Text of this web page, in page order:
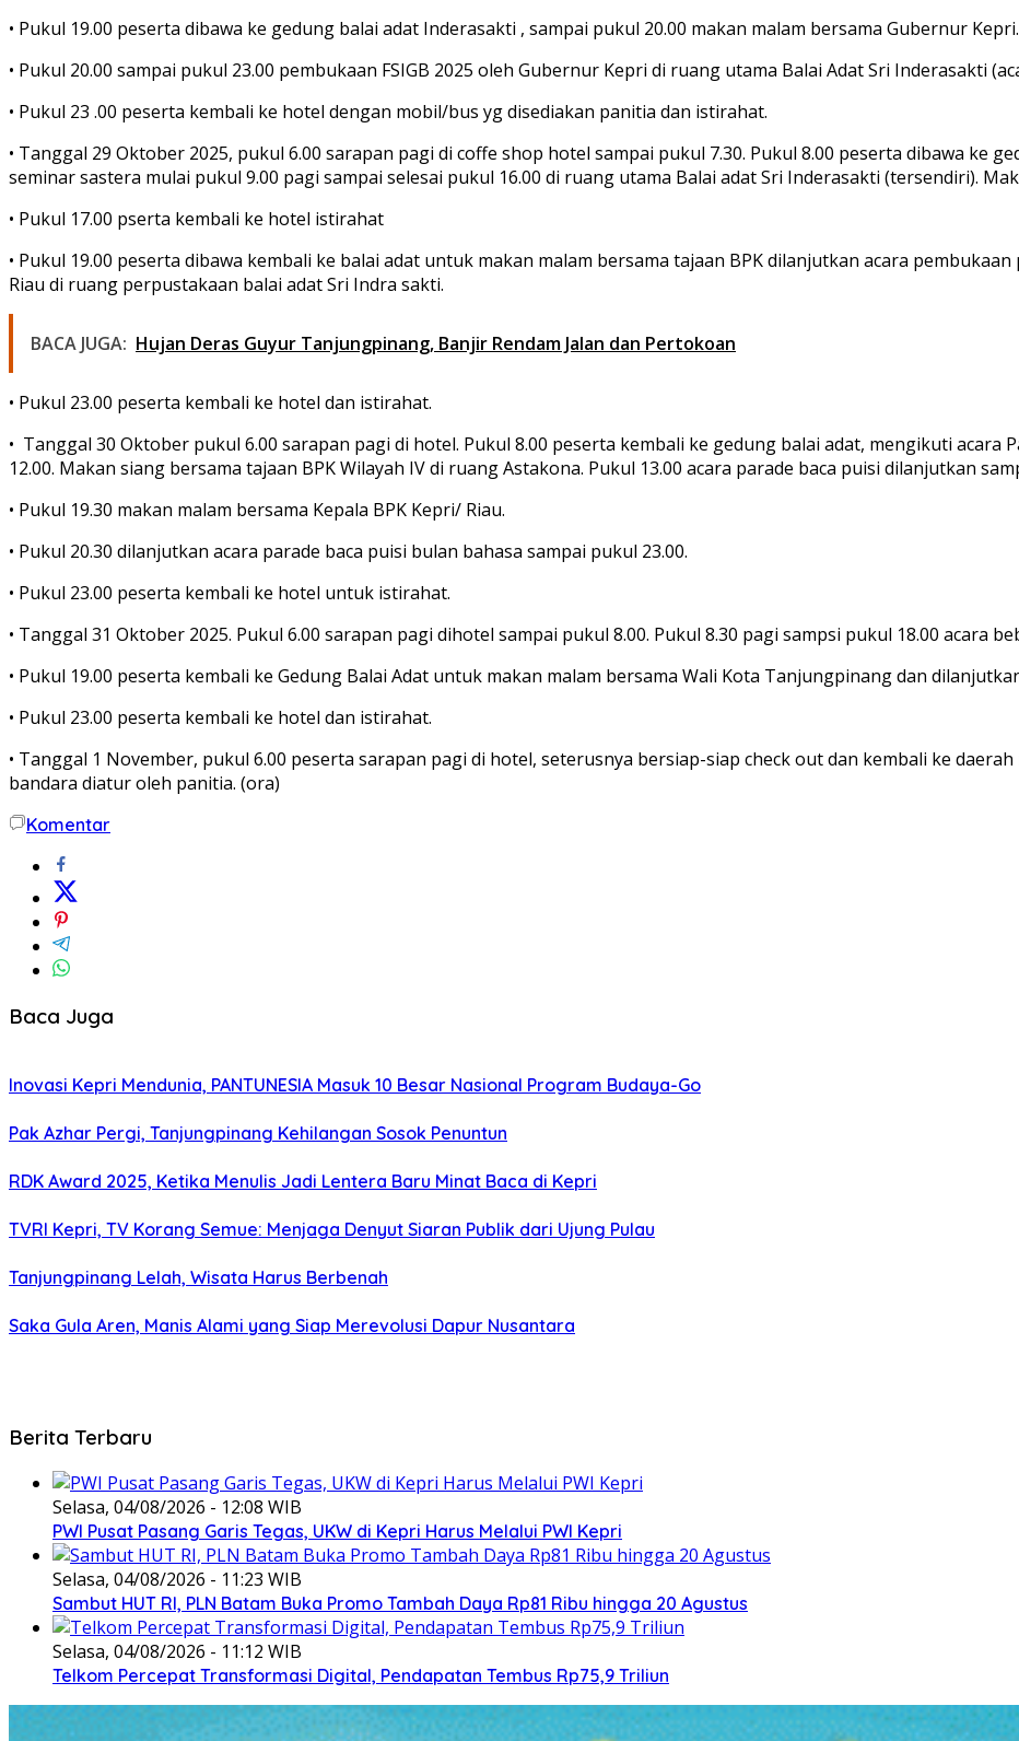
• Pukul 19.00 peserta dibawa ke gedung balai adat Inderasakti , sampai pukul 20.00 makan malam bersama Gubernur Kepri.
• Pukul 20.00 sampai pukul 23.00 pembukaan FSIGB 2025 oleh Gubernur Kepri di ruang utama Balai Adat Sri Inderasakti
• Pukul 23 .00 peserta kembali ke hotel dengan mobil/bus yg disediakan panitia dan istirahat.
• Tanggal 29 Oktober 2025, pukul 6.00 sarapan pagi di coffe shop hotel sampai pukul 7.30. Pukul 8.00 peserta dibawa ke
seminar sastera mulai pukul 9.00 pagi sampai selesai pukul 16.00 di ruang utama Balai adat Sri Inderasakti (tersendiri).
• Pukul 17.00 pserta kembali ke hotel istirahat
• Pukul 19.00 peserta dibawa kembali ke balai adat untuk makan malam bersama tajaan BPK dilanjutkan acara
Riau di ruang perpustakaan balai adat Sri Indra sakti.
BACA JUGA: Hujan Deras Guyur Tanjungpinang, Banjir Rendam Jalan dan Pertokoan
• Pukul 23.00 peserta kembali ke hotel dan istirahat.
• Tanggal 30 Oktober pukul 6.00 sarapan pagi di hotel. Pukul 8.00 peserta kembali ke gedung balai adat, mengikuti acara
12.00. Makan siang bersama tajaan BPK Wilayah IV di ruang Astakona. Pukul 13.00 acara parade baca puisi dilanjutkan
• Pukul 19.30 makan malam bersama Kepala BPK Kepri/ Riau.
• Pukul 20.30 dilanjutkan acara parade baca puisi bulan bahasa sampai pukul 23.00.
• Pukul 23.00 peserta kembali ke hotel untuk istirahat.
• Tanggal 31 Oktober 2025. Pukul 6.00 sarapan pagi dihotel sampai pukul 8.00. Pukul 8.30 pagi sampsi pukul 18.00 acara
• Pukul 19.00 peserta kembali ke Gedung Balai Adat untuk makan malam bersama Wali Kota Tanjungpinang dan
• Pukul 23.00 peserta kembali ke hotel dan istirahat.
• Tanggal 1 November, pukul 6.00 peserta sarapan pagi di hotel, seterusnya bersiap-siap check out dan kembali ke
bandara diatur oleh panitia. (ora)
Komentar
Baca Juga
Inovasi Kepri Mendunia, PANTUNESIA Masuk 10 Besar Nasional Program Budaya-Go
Pak Azhar Pergi, Tanjungpinang Kehilangan Sosok Penuntun
RDK Award 2025, Ketika Menulis Jadi Lentera Baru Minat Baca di Kepri
TVRI Kepri, TV Korang Semue: Menjaga Denyut Siaran Publik dari Ujung Pulau
Tanjungpinang Lelah, Wisata Harus Berbenah
Saka Gula Aren, Manis Alami yang Siap Merevolusi Dapur Nusantara
Berita Terbaru
Selasa, 04/08/2026 - 12:08 WIB
PWI Pusat Pasang Garis Tegas, UKW di Kepri Harus Melalui PWI Kepri
Selasa, 04/08/2026 - 11:23 WIB
Sambut HUT RI, PLN Batam Buka Promo Tambah Daya Rp81 Ribu hingga 20 Agustus
Selasa, 04/08/2026 - 11:12 WIB
Telkom Percepat Transformasi Digital, Pendapatan Tembus Rp75,9 Triliun